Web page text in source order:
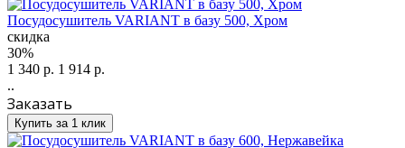
Посудосушитель VARIANT в базу 500, Хром
скидка
30%
1 340 р. 1 914 р.
..
Заказать
Купить за 1 клик